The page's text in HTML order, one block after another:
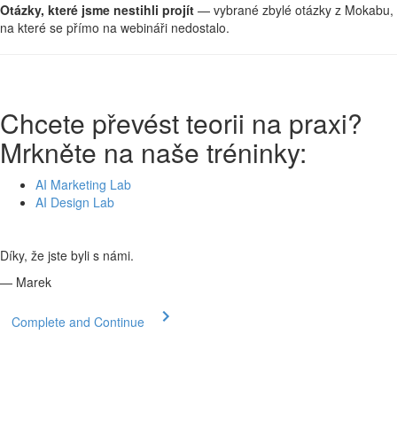
Otázky, které jsme nestihli projít — vybrané zbylé otázky z Mokabu,
na které se přímo na webináři nedostalo.
Chcete převést teorii na praxi?
Mrkněte na naše tréninky:
AI Marketing Lab
AI Design Lab
Díky, že jste byli s námi.
— Marek
Complete and Continue